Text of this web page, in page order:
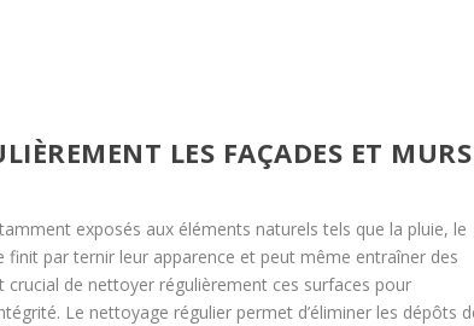
LES FAÇADES ET MURS
exposés aux éléments naturels tels que la pluie, le
par ternir leur apparence et peut même entraîner des
de nettoyer régulièrement ces surfaces pour
Le nettoyage régulier permet d’éliminer les dépôts